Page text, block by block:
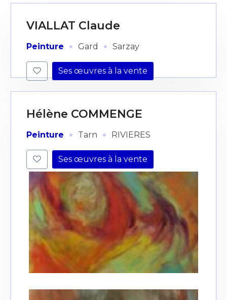
VIALLAT Claude
Peinture · Gard · Sarzay
Ses œuvres à la vente
Hélène COMMENGE
Peinture · Tarn · RIVIERES
Ses œuvres à la vente